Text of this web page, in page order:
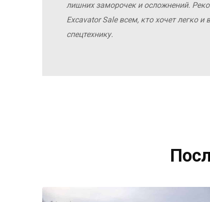
лишних заморочек и осложнений.
Excavator Sale всем, кто хочет легко
спецтехнику.